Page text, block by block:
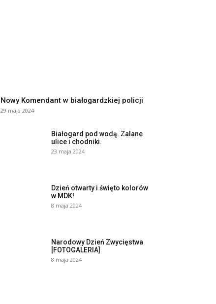
Nowy Komendant w białogardzkiej policji
29 maja 2024
Białogard pod wodą. Zalane
ulice i chodniki.
23 maja 2024
Dzień otwarty i święto kolorów
w MDK!
8 maja 2024
Narodowy Dzień Zwycięstwa
[FOTOGALERIA]
8 maja 2024